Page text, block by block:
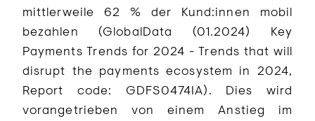
mittlerweile 62 % der Kund:innen mobil
bezahlen (GlobalData (01.2024) Key
Payments Trends for 2024 - Trends that will
disrupt the payments ecosystem in 2024,
Report code: GDFS0474IA). Dies wird
vorangetrieben von einem Anstieg im